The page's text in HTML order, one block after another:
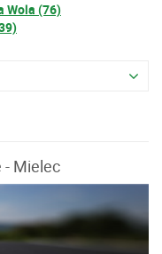
Wola (76)
- Mielec